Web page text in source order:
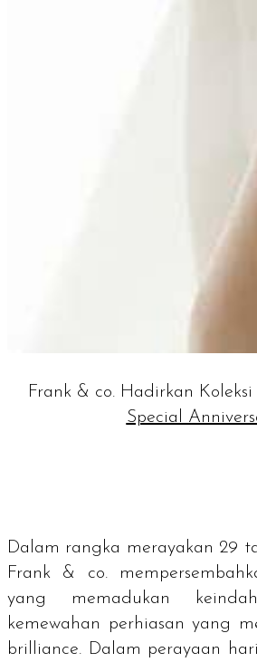
Frank & co. Hadirkan Koleksi
Special
Dalam rangka merayakan 29
Frank & co.
yang memadukan
kemewahan perhiasan yang
brilliance. Dalam perayaan